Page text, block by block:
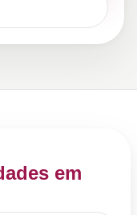
em